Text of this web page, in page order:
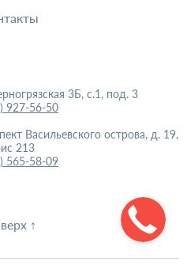
3Б, с.1, под. 3
927-56-50
Васильевского острова, д. 19,
213
565-58-09
↑